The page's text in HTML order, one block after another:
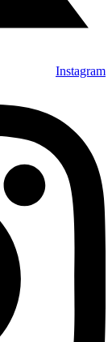
Instagram